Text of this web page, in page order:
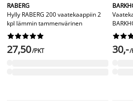
RABERG
Hylly RABERG 200 vaatekaappiin 2
kpl lämmin tammenvärinen






27,50/PKT



30,-/